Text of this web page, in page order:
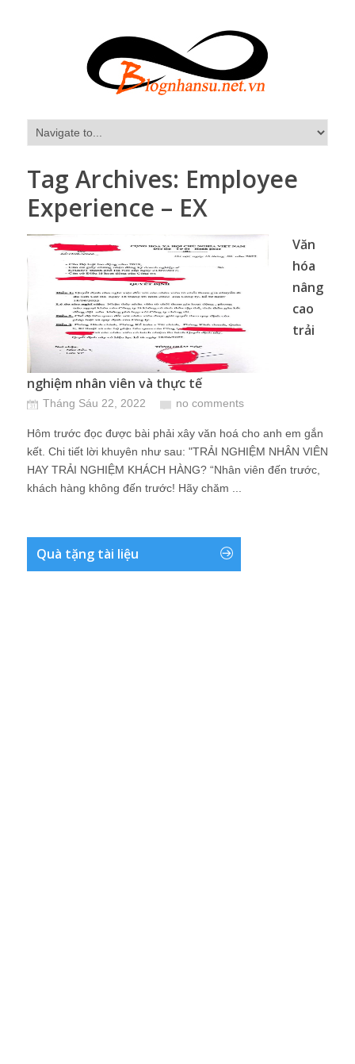
Tag Archives: Employee
Experience – EX
Văn
hóa
nâng
cao
trải
nghiệm nhân viên và thực tế
Tháng Sáu 22, 2022 no comments
Hôm trước đọc được bài phải xây văn hoá cho anh em gắn
kết. Chi tiết lời khuyên như sau: "TRẢI NGHIỆM NHÂN VIÊN
HAY TRẢI NGHIỆM KHÁCH HÀNG? “Nhân viên đến trước,
khách hàng không đến trước! Hãy chăm ...
Quà tặng tài liệu